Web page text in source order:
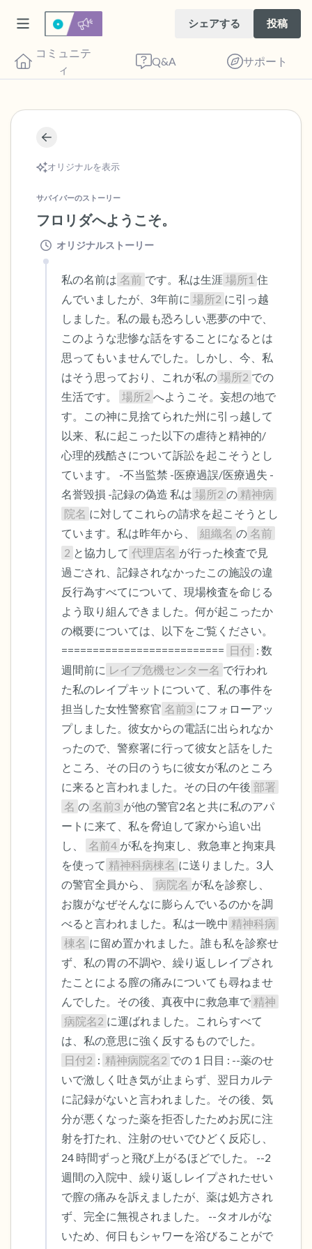
シェアする 投稿
コミュニテ
ィ
Q&A サポート
オリジナルを表示
サバイバーのストーリー
フロリダへようこそ。
オリジナルストーリー
私の名前は 名前 です。私は生涯 場所1 住
んでいましたが、3年前に 場所2 に引っ越
しました。私の最も恐ろしい悪夢の中で、
このような悲惨な話をすることになるとは
思ってもいませんでした。しかし、今、私
はそう思っており、これが私の 場所2 での
生活です。
場所2 へようこそ。妄想の地で
す。この神に見捨てられた州に引っ越して
以来、私に起こった以下の虐待と精神的/
心理的残酷さについて訴訟を起こそうとし
ています。 -不当監禁 -医療過誤/医療過失 -
名誉毀損 -記録の偽造 私は 場所2 の 精神病
院名 に対してこれらの請求を起こそうとし
ています。私は昨年から、
組織名 の 名前
2 と協力して 代理店名 が行った検査で見
過ごされ、記録されなかったこの施設の違
反行為すべてについて、現場検査を命じる
よう取り組んできました。何が起こったか
の概要については、以下をご覧ください。
========================== 日付 : 数
週間前に レイプ危機センター名 で行われ
た私のレイプキットについて、私の事件を
担当した女性警察官 名前3 にフォローアッ
プしました。彼女からの電話に出られなか
ったので、警察署に行って彼女と話をした
ところ、その日のうちに彼女が私のところ
に来ると言われました。その日の午後 部署
名 の 名前3 が他の警官2名と共に私のアパ
ートに来て、私を脅迫して家から追い出
し、
名前4 が私を拘束し、救急車と拘束具
を使って 精神科病棟名 に送りました。3人
の警官全員から、
病院名 が私を診察し、
お腹がなぜそんなに膨らんでいるのかを調
べると言われました。私は一晩中 精神科病
棟名 に留め置かれました。誰も私を診察せ
ず、私の胃の不調や、繰り返しレイプされ
たことによる膣の痛みについても尋ねませ
んでした。その後、真夜中に救急車で 精神
病院名2 に運ばれました。これらすべて
日付2 : 精神病院名2 での 1 日目 : --薬のせ
いで激しく吐き気が止まらず、翌日カルテ
に記録がないと言われました。その後、気
分が悪くなった薬を拒否したためお尻に注
射を打たれ、注射のせいでひどく反応し、
24 時間ずっと飛び上がるほどでした。 --2
週間の入院中、繰り返しレイプされたせい
で膣の痛みを訴えましたが、薬は処方され
ず、完全に無視されました。 --タオルがな
いため、何日もシャワーを浴びることがで
目を軽く閉じて、深呼吸を数回します。鼻
から息を吸い（3つ数え）、口から息を吐
きます（3つ数え）。さあ、目を開けて周
りを見回してください。以下のことを声に
出して言ってみてください。
見えるもの5つ（部屋の中と窓の外を見る
ことができます）
感じるもの4つ（目の前にあるもので触れ
るものは何ですか？）
聞こえるもの3つ
匂いを嗅ぐもの2つ
自分の好きなところ1つ。
最後に深呼吸をしましょう。